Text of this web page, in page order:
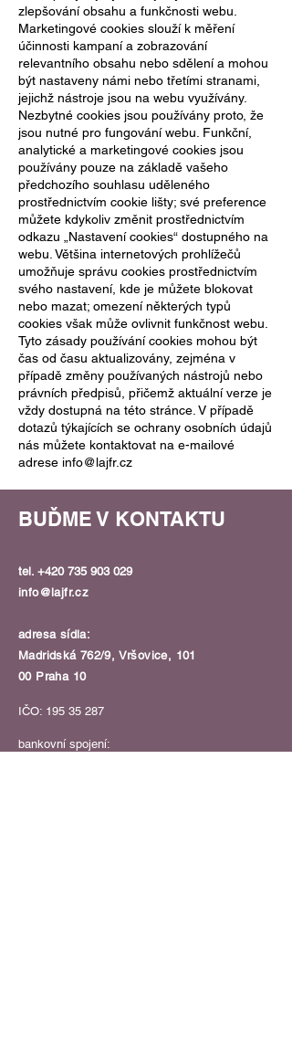
zlepšování obsahu a funkčnosti webu.
Marketingové cookies slouží k měření
účinnosti kampaní a zobrazování
relevantního obsahu nebo sdělení a mohou
být nastaveny námi nebo třetími stranami,
jejichž nástroje jsou na webu využívány.
Nezbytné cookies jsou používány proto, že
jsou nutné pro fungování webu. Funkční,
analytické a marketingové cookies jsou
používány pouze na základě vašeho
předchozího souhlasu uděleného
prostřednictvím cookie lišty; své preference
můžete kdykoliv změnit prostřednictvím
odkazu „Nastavení cookies“ dostupného na
webu. Většina internetových prohlížečů
umožňuje správu cookies prostřednictvím
svého nastavení, kde je můžete blokovat
nebo mazat; omezení některých typů
cookies však může ovlivnit funkčnost webu.
Tyto zásady používání cookies mohou být
čas od času aktualizovány, zejména v
případě změny používaných nástrojů nebo
právních předpisů, přičemž aktuální verze je
vždy dostupná na této stránce. V případě
dotazů týkajících se ochrany osobních údajů
nás můžete kontaktovat na e-mailové
adrese info@lajfr.cz
BUĎME V KONTAKTU
tel. +420 735 903 029
info@lajfr.cz
adresa sídla:
Madridská 762/9, Vršovice, 101
00 Praha 10
IČO: 195 35 287
bankovní spojení: